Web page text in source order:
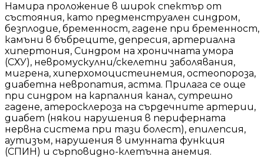
Намира проложение в широк спектър от
състояния, като предменструален синдром,
безплодие, бременност, гадене при бременност,
камъни в бъбреците, депресия, артериална
хипертония, Синдром на хроничната умора
(СХУ), невромускулни/скелетни заболявания,
мигрена, хиперхомоцистеинемия, остеопороза,
диабетна невропатия, астма. Прилага се още
при синдром на карпалния канал, сутрешно
гадене, атеросклероза на сърдечните артерии,
диабет (някои нарушения в периферната
нервна система при тази болест), епилепсия,
аутизъм, нарушения в имунната функция
(СПИН) и сърповидно-клетъчна анемия.